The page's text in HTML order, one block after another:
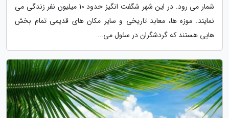
شمار می رود. در این شهر شگفت انگیز حدود 10 میلیون نفر زندگی می
نمایند. موزه ها، معابد تاریخی و سایر مکان های قدیمی تمام بخش
هایی هستند که گردشگران در سئول می...